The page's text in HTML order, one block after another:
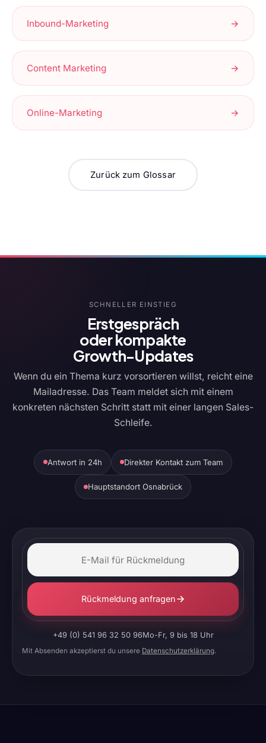
Inbound-Marketing →
Content Marketing →
Online-Marketing →
Zurück zum Glossar
SCHNELLER EINSTIEG
Erstgespräch
oder kompakte
Growth-Updates
Wenn du ein Thema kurz vorsortieren willst, reicht eine
Mailadresse. Das Team meldet sich mit einem
konkreten nächsten Schritt statt mit einer langen Sales-
Schleife.
Antwort in 24h Direkter Kontakt zum Team
Hauptstandort Osnabrück
Rückmeldung anfragen
+49 (0) 541 96 32 50 96Mo-Fr, 9 bis 18 Uhr
Mit Absenden akzeptierst du unsere Datenschutzerklärung.